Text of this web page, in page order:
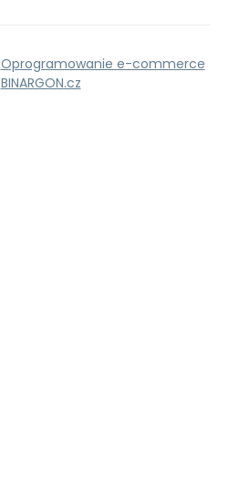
Oprogramowanie e-commerce
BINARGON.cz